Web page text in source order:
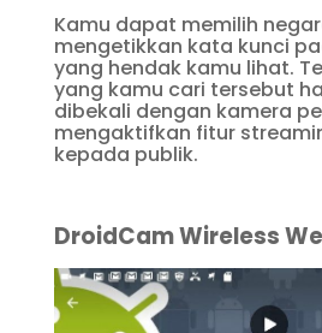
Kamu dapat memilih
mengetikkan kata kunci
yang hendak kamu lihat.
yang kamu cari tersebut
dibekali dengan kamera
mengaktifkan fitur
kepada publik.
DroidCam Wireless